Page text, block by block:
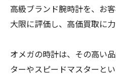
高級ブランド腕時計を、お
大限に評価し、高価買取に力
オメガの時計は、その高い
ターやスピードマスターと